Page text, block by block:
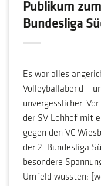
Publikum
Bundesliga
Es war alles
Volleyballabend –
unvergesslicher.
der SV Lohhof mit
gegen den VC
der 2. Bundesliga
besondere
Umfeld wussten: